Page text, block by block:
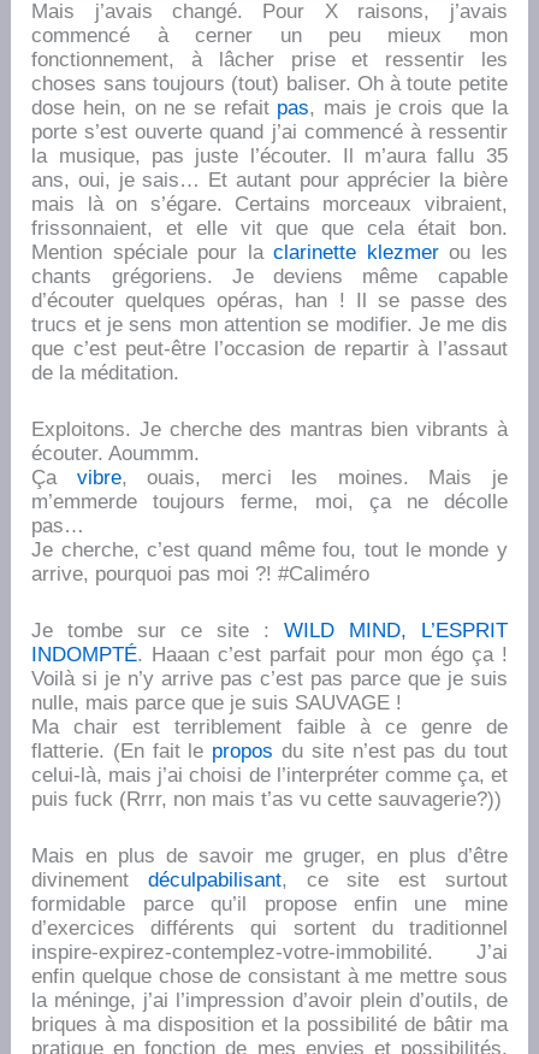
Mais j’avais changé. Pour X raisons, j’avais
commencé à cerner un peu mieux mon
fonctionnement, à lâcher prise et ressentir les
choses sans toujours (tout) baliser. Oh à toute petite
dose hein, on ne se refait pas, mais je crois que la
porte s’est ouverte quand j’ai commencé à ressentir
la musique, pas juste l’écouter. Il m’aura fallu 35
ans, oui, je sais… Et autant pour apprécier la bière
mais là on s’égare. Certains morceaux vibraient,
frissonnaient, et elle vit que que cela était bon.
Mention spéciale pour laclarinette klezmerou les
chants grégoriens. Je deviens même capable
d’écouter quelques opéras, han ! Il se passe des
trucs et je sens mon attention se modifier. Je me dis
que c’est peut-être l’occasion de repartir à l’assaut
de la méditation.
Exploitons. Je cherche des mantras bien vibrants à
écouter. Aoummm.
Ça vibre, ouais, merci les moines. Mais je
m’emmerde toujours ferme, moi, ça ne décolle
pas…
Je cherche, c’est quand même fou, tout le monde y
arrive, pourquoi pas moi ?! #Caliméro
Je tombe sur ce site : WILD MIND, L’ESPRIT
INDOMPTÉ. Haaan c’est parfait pour mon égo ça !
Voilà si je n’y arrive pas c’est pas parce que je suis
nulle, mais parce que je suis SAUVAGE !
Ma chair est terriblement faible à ce genre de
flatterie. (En fait le propos du site n’est pas du tout
celui-là, mais j’ai choisi de l’interpréter comme ça, et
puis fuck (Rrrr, non mais t’as vu cette sauvagerie?))
Mais en plus de savoir me gruger, en plus d’être
divinement déculpabilisant, ce site est surtout
formidable parce qu’il propose enfin une mine
d’exercices différents qui sortent du traditionnel
inspire-expirez-contemplez-votre-immobilité. J’ai
enfin quelque chose de consistant à me mettre sous
la méninge, j’ai l’impression d’avoir plein d’outils, de
briques à ma disposition et la possibilité de bâtir ma
pratique en fonction de mes envies et possibilités.